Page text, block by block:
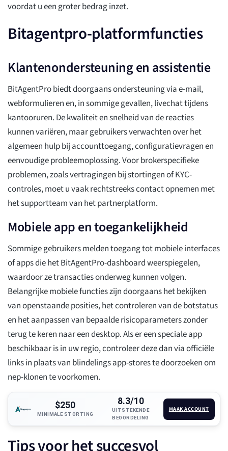
voordat u een groter bedrag inzet.
Bitagentpro-platformfuncties
Klantenondersteuning en assistentie
BitAgentPro biedt doorgaans ondersteuning via e-mail,
webformulieren en, in sommige gevallen, livechat tijdens
kantooruren. De kwaliteit en snelheid van de reacties
kunnen variëren, maar gebruikers verwachten over het
algemeen hulp bij accounttoegang, configuratievragen en
eenvoudige probleemoplossing. Voor brokerspecifieke
problemen, zoals vertragingen bij stortingen of KYC-
controles, moet u vaak rechtstreeks contact opnemen met
het supportteam van het partnerplatform.
Mobiele app en toegankelijkheid
Sommige gebruikers melden toegang tot mobiele interfaces
of apps die het BitAgentPro-dashboard weerspiegelen,
waardoor ze transacties onderweg kunnen volgen.
Belangrijke mobiele functies zijn doorgaans het bekijken
van openstaande posities, het controleren van de botstatus
en het aanpassen van bepaalde risicoparameters zonder
terug te keren naar een desktop. Als er een speciale app
beschikbaar is in uw regio, controleer deze dan via officiële
links in plaats van blindelings app-stores te doorzoeken om
nep-klonen te voorkomen.
$250
MINIMALE STORTING
8.3/10
UITSTEKENDE
BEOORDELING
MAAK ACCOUNT
Tips voor het succesvol